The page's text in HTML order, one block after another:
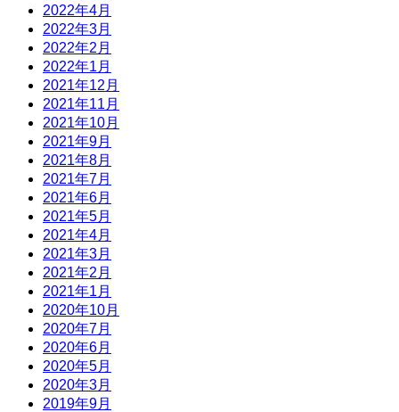
2022年4月
2022年3月
2022年2月
2022年1月
2021年12月
2021年11月
2021年10月
2021年9月
2021年8月
2021年7月
2021年6月
2021年5月
2021年4月
2021年3月
2021年2月
2021年1月
2020年10月
2020年7月
2020年6月
2020年5月
2020年3月
2019年9月